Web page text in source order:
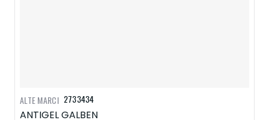
2733434
ANTIGEL GALBEN
ALTE MARCI